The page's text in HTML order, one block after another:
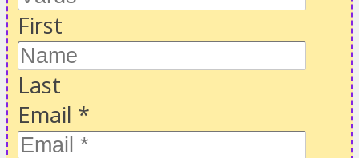
First
Last
Email *